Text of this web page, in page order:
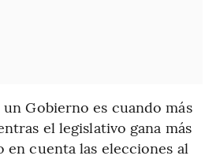
Gobierno es cuando más
el legislativo gana más
cuenta las elecciones al